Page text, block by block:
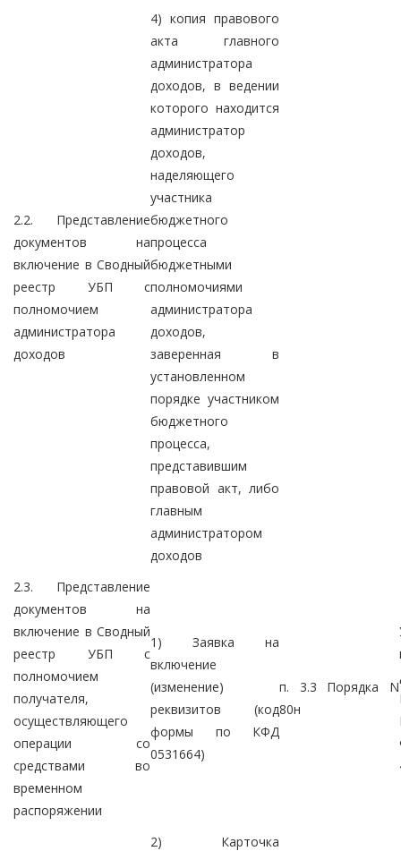
2.2. Представление
документов на
включение в Сводный
реестр УБП с
полномочием
администратора
доходов
4) копия правового
акта главного
администратора
доходов, в ведении
которого находится
администратор
доходов,
наделяющего
участника
бюджетного
процесса
бюджетными
полномочиями
администратора
доходов,
заверенная в
установленном
порядке участником
бюджетного
процесса,
представившим
правовой акт, либо
главным
администратором
доходов
2.3. Представление
документов на
включение в Сводный
реестр УБП с
полномочием
получателя,
осуществляющего
операции со
средствами во
временном
распоряжении
1) Заявка на
включение
(изменение)
реквизитов (код
формы по КФД
0531664)
п. 3.3 Порядка N
80н
2) Карточка